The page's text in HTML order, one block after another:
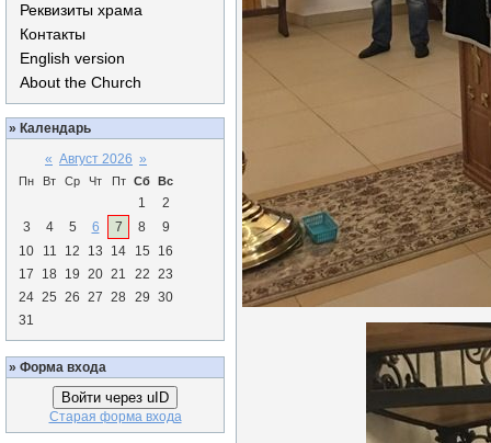
Реквизиты храма
Контакты
English version
About the Church
» Календарь
« Август 2026 »
Пн Вт Ср Чт Пт Сб Вс
1
2
3
4 5 6 7 8
9
10
11 12 13 14 15
16
17
18 19 20 21 22 23
24 25 26 27 28 29 30
31
» Форма входа
Войти через uID
Старая форма входа